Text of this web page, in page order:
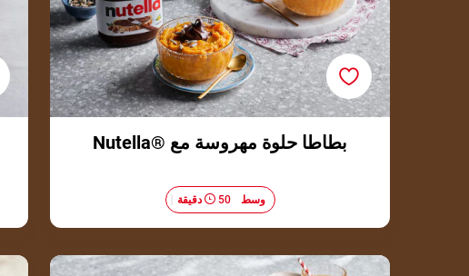
بطاطا حلوة مهروسة مع ®Nutella
وسط​ 50 دقيقة
كريب القمح الاسمر مع ®Nutella